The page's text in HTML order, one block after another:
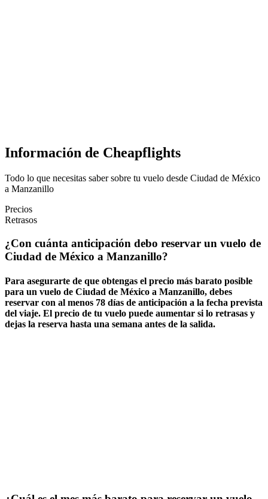
Información de Cheapflights
Todo lo que necesitas saber sobre tu vuelo desde Ciudad de México
a Manzanillo
Precios
Retrasos
¿Con cuánta anticipación debo reservar un vuelo de
Ciudad de México a Manzanillo?
Para asegurarte de que obtengas el precio más barato posible
para un vuelo de Ciudad de México a Manzanillo, debes
reservar con al menos 78 días de anticipación a la fecha prevista
del viaje. El precio de tu vuelo puede aumentar si lo retrasas y
dejas la reserva hasta una semana antes de la salida.